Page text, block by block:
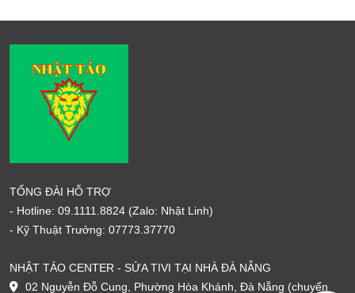
TỔNG ĐÀI HỖ TRỢ
- Hotline: 09.1111.8824 (Zalo: Nhật Linh)
- Kỹ Thuật Trưởng: 07773.37770
NHẬT TẢO CENTER - SỬA TIVI TẠI NHÀ ĐÀ NẴNG
02 Nguyễn Đỗ Cung, Phường Hòa Khánh, Đà Nẵng (chuyển